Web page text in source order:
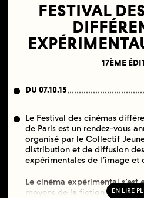
FESTIVAL
17ÈME
DU 07.10.15
Le Festival des cinémas
de Paris est un rendez-vous
organisé par le Collectif
distribution et de diffusion
expérimentales de l’image et
Le cinéma expérimental s’est
moyens de la fiction